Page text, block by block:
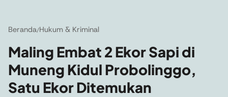
Beranda/Hukum & Kriminal
Maling Embat 2 Ekor Sapi di
Muneng Kidul Probolinggo,
Satu Ekor Ditemukan